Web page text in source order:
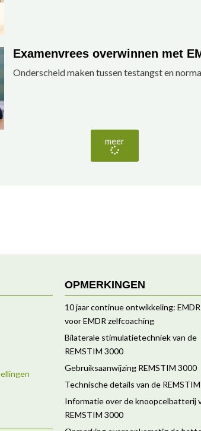
Examenvrees overwinnen met
Onderscheid maken tussen testangst en
meer
OPMERKINGEN
10 jaar continue ontwikkeling:
voor EMDR zelfcoaching
Bilaterale stimulatietechniek van de
REMSTIM 3000
Gebruiksaanwijzing REMSTIM 3000
Technische details van de
Informatie over de knoopcelbatterij
REMSTIM 3000